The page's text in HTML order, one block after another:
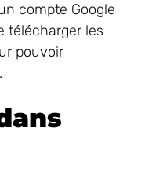
compte Google
télécharger les
pouvoir